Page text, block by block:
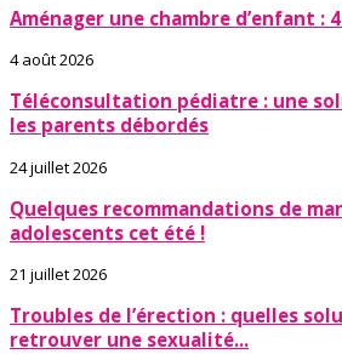
Aménager une chambre d’enfant :
4 août 2026
Téléconsultation pédiatre : une
les parents débordés
24 juillet 2026
Quelques recommandations de
adolescents cet été !
21 juillet 2026
Troubles de l’érection : quelles
retrouver une sexualité...